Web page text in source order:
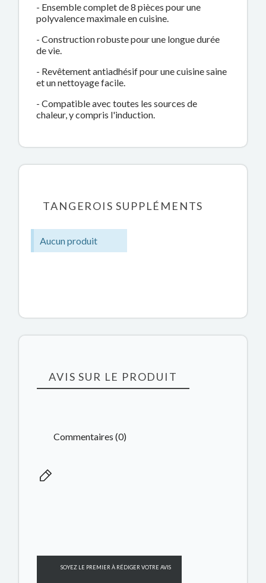
- Ensemble complet de 8 pièces pour une
polyvalence maximale en cuisine.
- Construction robuste pour une longue durée
de vie.
- Revêtement antiadhésif pour une cuisine saine
et un nettoyage facile.
- Compatible avec toutes les sources de
chaleur, y compris l'induction.
TANGEROIS SUPPLÉMENTS
Aucun produit
AVIS SUR LE PRODUIT
Commentaires (0)
SOYEZ LE PREMIER À RÉDIGER VOTRE AVIS